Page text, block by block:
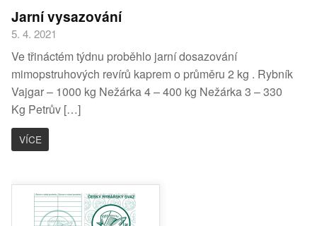
Jarní vysazování
5. 4. 2021
Ve třináctém týdnu proběhlo jarní dosazování
mimopstruhových revírů kaprem o průměru 2 kg . Rybník
Vajgar – 1000 kg Nežárka 4 – 400 kg Nežárka 3 – 330
Kg Petrův […]
VÍCE